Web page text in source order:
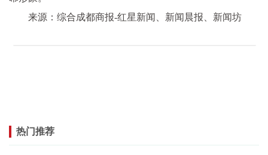
来源：综合成都商报-红星新闻、新闻晨报、新闻坊
热门推荐